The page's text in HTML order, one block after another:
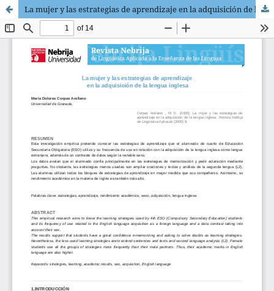
La mujer y las estrategias de aprendizaje en la adquisición de la lengua inglesa